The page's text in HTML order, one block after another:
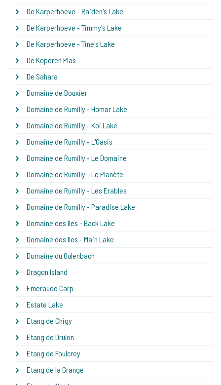
De Karperhoeve - Raiden's Lake
De Karperhoeve - Timmy's Lake
De Karperhoeve - Tine's Lake
De Koperen Plas
De Sahara
Domaine de Bouxier
Domaine de Rumilly - Homar Lake
Domaine de Rumilly - Koi Lake
Domaine de Rumilly - L'Oasis
Domaine de Rumilly - Le Domaine
Domaine de Rumilly - Le Planète
Domaine de Rumilly - Les Erables
Domaine de Rumilly - Paradise Lake
Domaine des Iles - Back Lake
Domaine des Iles - Main Lake
Domaine du Oulenbach
Dragon Island
Emeraude Carp
Estate Lake
Etang de Chigy
Etang de Drulon
Etang de Foulcrey
Etang de la Grange